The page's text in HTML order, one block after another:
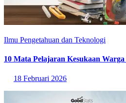
Ilmu Pengetahuan dan Teknologi
10 Mata Pelajaran Kesukaan
18 Februari 2026